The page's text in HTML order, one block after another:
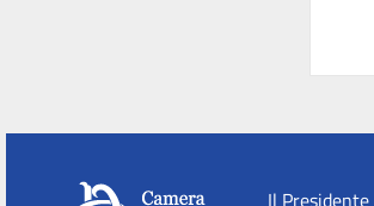
Il Presidente